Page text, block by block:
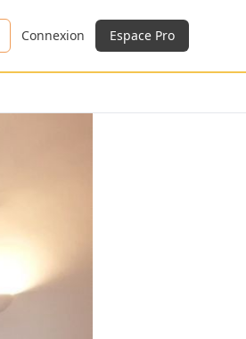
Connexion Espace Pro